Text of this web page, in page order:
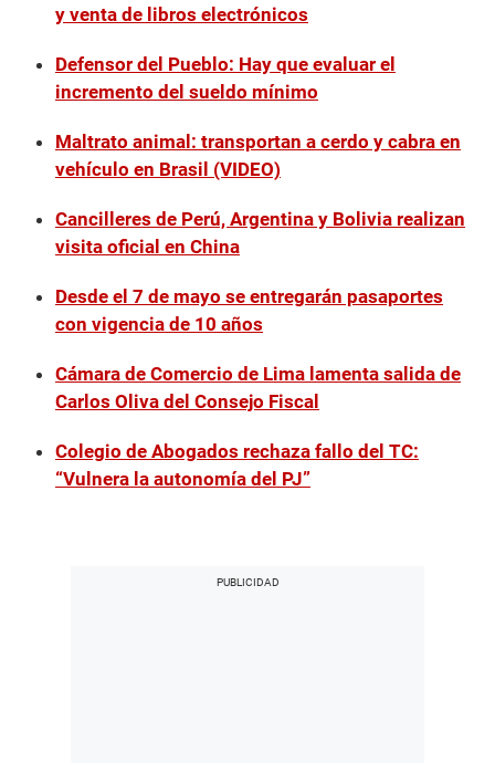
y venta de libros electrónicos
Defensor del Pueblo: Hay que evaluar el
incremento del sueldo mínimo
Maltrato animal: transportan a cerdo y cabra en
vehículo en Brasil (VIDEO)
Cancilleres de Perú, Argentina y Bolivia realizan
visita oficial en China
Desde el 7 de mayo se entregarán pasaportes
con vigencia de 10 años
Cámara de Comercio de Lima lamenta salida de
Carlos Oliva del Consejo Fiscal
Colegio de Abogados rechaza fallo del TC:
“Vulnera la autonomía del PJ”